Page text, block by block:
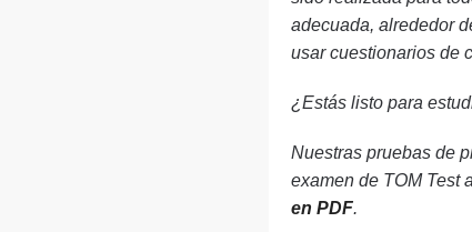
adecuada, alrededor
usar cuestionarios de
¿Estás listo para
Nuestras pruebas de
examen de TOM Test
en PDF.